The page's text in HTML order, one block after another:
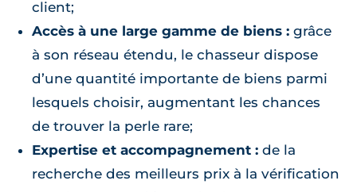
client;
Accès à une large gamme de biens : grâce
à son réseau étendu, le chasseur dispose
d’une quantité importante de biens parmi
lesquels choisir, augmentant les chances
de trouver la perle rare;
Expertise et accompagnement : de la
recherche des meilleurs prix à la vérification